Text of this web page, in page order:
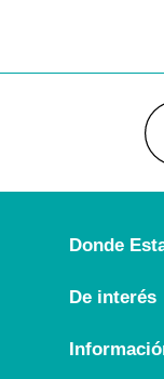
Donde
Rúa Príncipe 7
Llámanos:
De interés